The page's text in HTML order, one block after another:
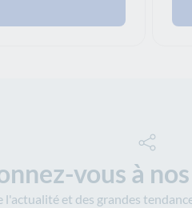
vous à
et des grandes